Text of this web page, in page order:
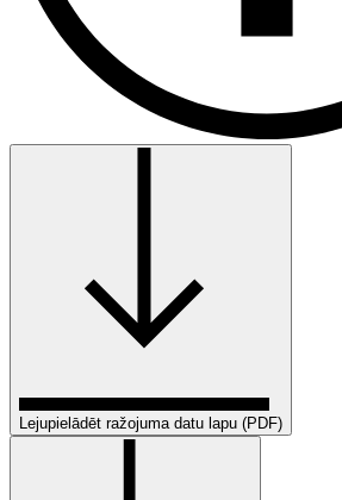
Lejupielādēt ražojuma datu lapu (PDF)